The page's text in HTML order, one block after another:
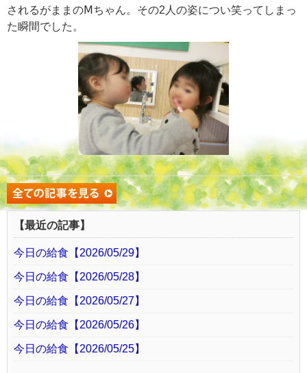
されるがままのⅯちゃん。その2人の姿につい笑ってしまっ
た瞬間でした。
【最近の記事】
今日の給食【2026/05/29】
今日の給食【2026/05/28】
今日の給食【2026/05/27】
今日の給食【2026/05/26】
今日の給食【2026/05/25】